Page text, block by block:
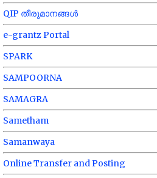
QIP തീരുമാനങ്ങൾ
e-grantz Portal
SPARK
SAMPOORNA
SAMAGRA
Sametham
Samanwaya
Online Transfer and Posting